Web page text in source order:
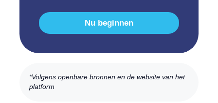
Nu beginnen
*Volgens openbare bronnen en de website van het
platform